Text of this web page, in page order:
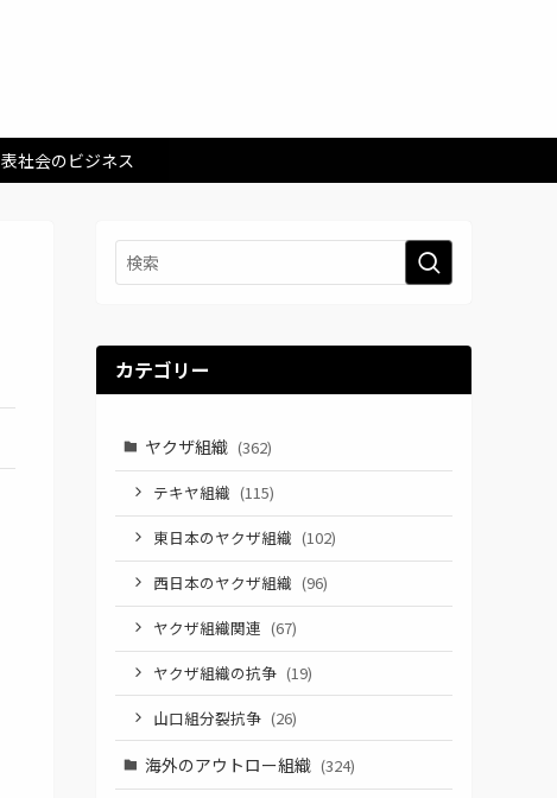
表社会のビジネス
カテゴリー
ヤクザ組織 (362)
テキヤ組織 (115)
東日本のヤクザ組織 (102)
西日本のヤクザ組織 (96)
ヤクザ組織関連 (67)
ヤクザ組織の抗争 (19)
山口組分裂抗争 (26)
海外のアウトロー組織 (324)